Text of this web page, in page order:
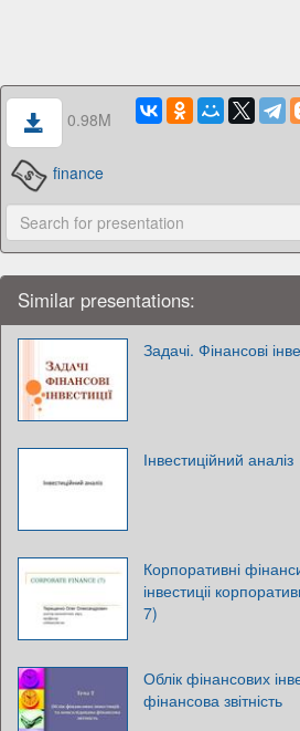
0.98M
finance
Similar presentations:
Задачі. Фінансові
Інвестиційний аналіз
Корпоративні
інвестиціі
7)
Облік фінансових
фінансова звітність